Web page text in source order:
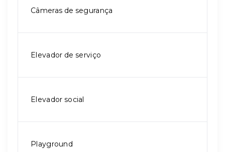
Câmeras de segurança
Elevador de serviço
Elevador social
Playground